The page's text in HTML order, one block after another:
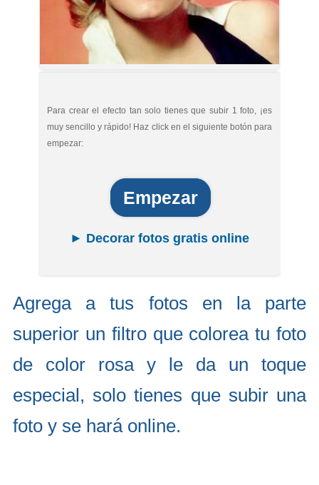
Para crear el efecto tan solo tienes que subir 1 foto, ¡es
muy sencillo y rápido! Haz click en el siguiente botón para
empezar:
Empezar
► Decorar fotos gratis online
Agrega a tus fotos en la parte
superior un filtro que colorea tu foto
de color rosa y le da un toque
especial, solo tienes que subir una
foto y se hará online.